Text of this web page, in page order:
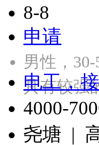
8-8
申请
男性，
具有较强
电工，
4000-
尧塘 |